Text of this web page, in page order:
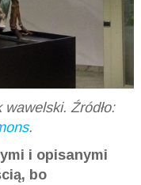
Źródło:
.
i opisanymi
bo